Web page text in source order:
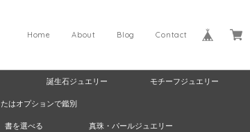
Contact
Blog
About
Home
誕生石ジュエリー モチーフジュエリー
はオプションで鑑別
書を選べる 真珠・パールジュエリー